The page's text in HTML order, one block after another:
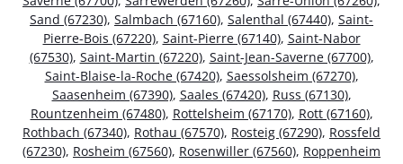
Sand (67230), Salmbach (67160), Salenthal (67440), Saint-
Pierre-Bois (67220), Saint-Pierre (67140), Saint-Nabor
(67530), Saint-Martin (67220), Saint-Jean-Saverne (67700),
Saint-Blaise-la-Roche (67420), Saessolsheim (67270),
Saasenheim (67390), Saales (67420), Russ (67130),
Rountzenheim (67480), Rottelsheim (67170), Rott (67160),
Rothbach (67340), Rothau (67570), Rosteig (67290), Rossfeld
(67230), Rosheim (67560), Rosenwiller (67560), Roppenheim